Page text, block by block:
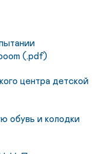
(.pdf)
центра детской
обувь и колодки